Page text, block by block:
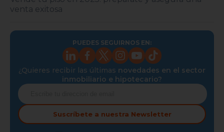
venta exitosa
PUEDES SEGUIRNOS EN:
¿Quieres recibir las últimas novedades en el sector
inmobiliario e hipotecario?
Suscríbete a nuestra Newsletter